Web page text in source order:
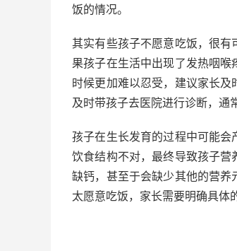
饭的情况。
其实有些孩子不愿意吃饭，很
果孩子在生活中出现了发热咽
时候更加难以忍受，建议家长
及时带孩子去医院进行诊断，通
孩子在生长发育的过程中可能
饮食结构不对，最终导致孩子
缺钙，甚至于会缺少其他的营
太愿意吃饭，家长需要明确具体